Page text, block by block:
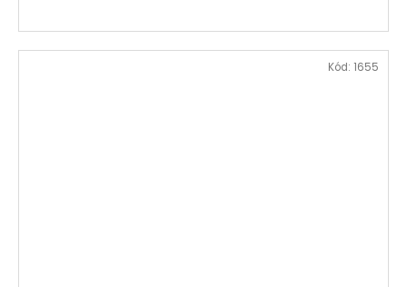
Kód: 1655